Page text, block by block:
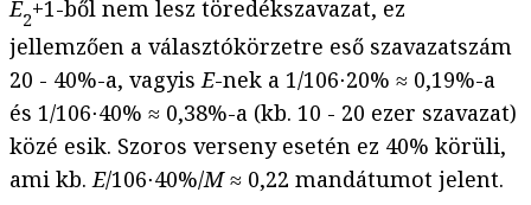
E2+1-ből nem lesz töredékszavazat, ez
jellemzően a választókörzetre eső szavazatszám
20 - 40%-a, vagyisE-nek a 1/106⋅20% ≈ 0,19%-a
és 1/106⋅40% ≈ 0,38%-a (kb. 10 - 20 ezer szavazat)
közé esik. Szoros verseny esetén ez 40% körüli,
ami kb.E/106⋅40%/M≈ 0,22 mandátumot jelent.